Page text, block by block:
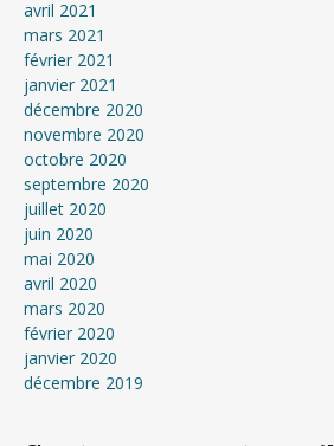
avril 2021
mars 2021
février 2021
janvier 2021
décembre 2020
novembre 2020
octobre 2020
septembre 2020
juillet 2020
juin 2020
mai 2020
avril 2020
mars 2020
février 2020
janvier 2020
décembre 2019